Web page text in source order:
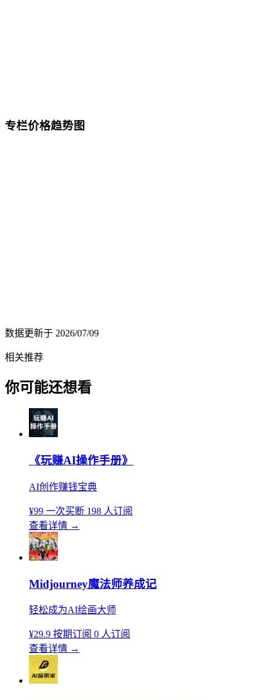
专栏价格趋势图
数据更新于 2026/07/09
相关推荐
你可能还想看
《玩赚AI操作手册》
AI创作赚钱宝典
¥99 一次买断 198 人订阅
查看详情 →
Midjourney魔法师养成记
轻松成为AI绘画大师
¥29.9 按期订阅 0 人订阅
查看详情 →